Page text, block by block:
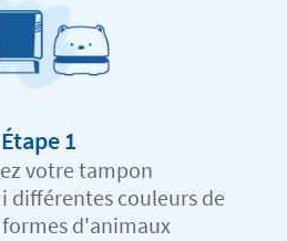
Étape 1
votre tampon
différentes couleurs de
d'animaux